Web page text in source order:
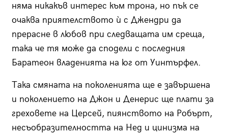
няма никакъв интерес към трона, но пък се
очаква приятелството ѝ с Джендри да
прерасне в любов при следващата им среща,
така че тя може да сподели с последния
Баратеон владенията на юг от Уинтърфел.
Така смяната на поколенията ще е завършена
и поколението на Джон и Денерис ще плати за
греховете на Церсей, пиянството на Робърт,
несъобразителността на Нед и цинизма на